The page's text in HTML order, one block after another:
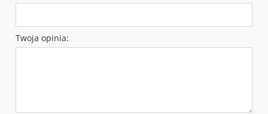
Twoja opinia: